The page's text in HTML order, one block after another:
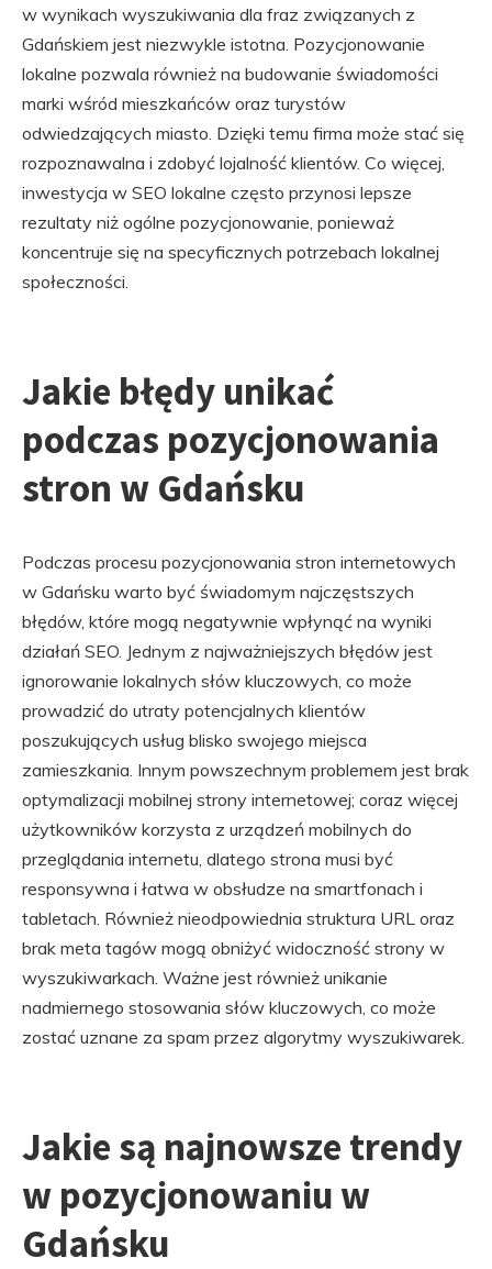
w wynikach wyszukiwania dla fraz związanych z
Gdańskiem jest niezwykle istotna. Pozycjonowanie
lokalne pozwala również na budowanie świadomości
marki wśród mieszkańców oraz turystów
odwiedzających miasto. Dzięki temu firma może stać się
rozpoznawalna i zdobyć lojalność klientów. Co więcej,
inwestycja w SEO lokalne często przynosi lepsze
rezultaty niż ogólne pozycjonowanie, ponieważ
koncentruje się na specyficznych potrzebach lokalnej
społeczności.
Jakie błędy unikać
podczas pozycjonowania
stron w Gdańsku
Podczas procesu pozycjonowania stron internetowych
w Gdańsku warto być świadomym najczęstszych
błędów, które mogą negatywnie wpłynąć na wyniki
działań SEO. Jednym z najważniejszych błędów jest
ignorowanie lokalnych słów kluczowych, co może
prowadzić do utraty potencjalnych klientów
poszukujących usług blisko swojego miejsca
zamieszkania. Innym powszechnym problemem jest brak
optymalizacji mobilnej strony internetowej; coraz więcej
użytkowników korzysta z urządzeń mobilnych do
przeglądania internetu, dlatego strona musi być
responsywna i łatwa w obsłudze na smartfonach i
tabletach. Również nieodpowiednia struktura URL oraz
brak meta tagów mogą obniżyć widoczność strony w
wyszukiwarkach. Ważne jest również unikanie
nadmiernego stosowania słów kluczowych, co może
zostać uznane za spam przez algorytmy wyszukiwarek.
Jakie są najnowsze trendy
w pozycjonowaniu w
Gdańsku